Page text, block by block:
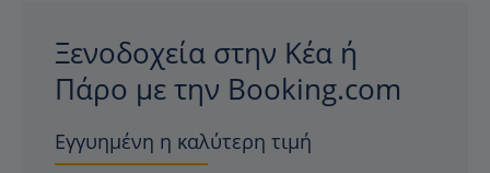
Ξενοδοχεία στην Κέα ή
Πάρο με την Booking.com
Εγγυημένη η καλύτερη τιμή